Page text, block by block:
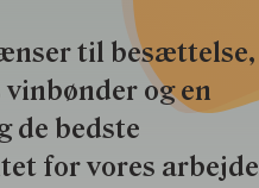
til besættelse,
og en
de bedste
for vores arbejde